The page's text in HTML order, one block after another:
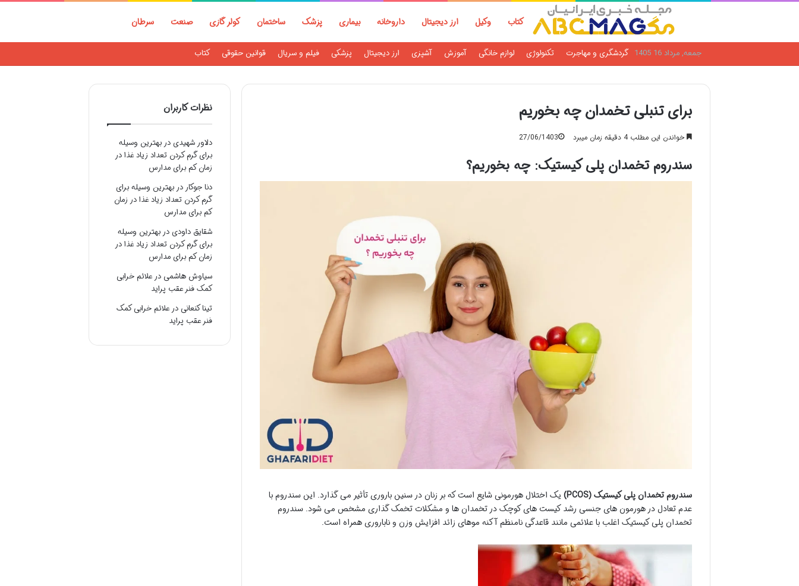
کتاب وکیل ارز دیجیتال داروخانه بیماری پزشک ساختمان کولر گازی صنعت سرطان
جمعه, مرداد 16 1405 گردشگری و مهاجرت تکنولوژی لوازم خانگی آموزش آشپزی ارز دیجیتال پزشکی فیلم و سریال قوانین حقوقی کتاب
برای تنبلی تخمدان چه بخوریم
27/06/1403 خواندن این مطلب 4 دقیقه زمان میبرد
سندروم تخمدان پلی کیستیک: چه بخوریم؟
سندروم تخمدان پلی کیستیک (PCOS)
یک اختلال هورمونی شایع است که بر زنان در سنین باروری تأثیر می گذارد. این سندروم با
عدم تعادل در هورمون های جنسی رشد کیست های کوچک در تخمدان ها و مشکلات تخمک گذاری مشخص می شود. سندروم
تخمدان پلی کیستیک اغلب با علائمی مانند قاعدگی نامنظم آکنه موهای زائد افزایش وزن و ناباروری همراه است.
نظرات کاربران
دلاور شهیدیدر بهترین وسیله
برای گرم کردن تعداد زیاد غذا در
زمان کم برای مدارس
دنا جوکار در بهترین وسیله برای
گرم کردن تعداد زیاد غذا در زمان
کم برای مدارس
شقایق داودیدر بهترین وسیله
برای گرم کردن تعداد زیاد غذا در
زمان کم برای مدارس
سیاوش هاشمیدر علائم خرابی
کمک فنر عقب پراید
تینا کنعانیدر علائم خرابی کمک
فنر عقب پراید